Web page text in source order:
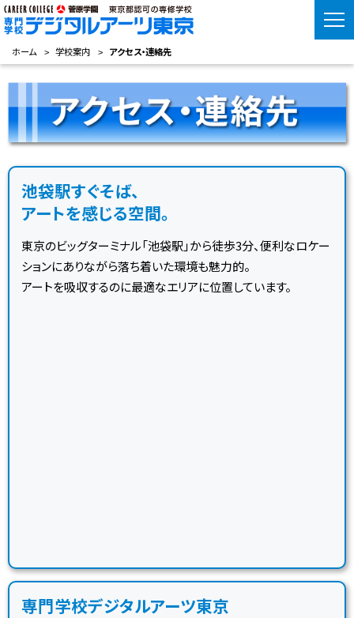
ホーム 学校案内 アクセス・連絡先
池袋駅すぐそば、
アートを感じる空間。
東京のビッグターミナル「池袋駅」から徒歩3分、便利なロケー
ションにありながら落ち着いた環境も魅力的。
アートを吸収するのに最適なエリアに位置しています。
専門学校デジタルアーツ東京